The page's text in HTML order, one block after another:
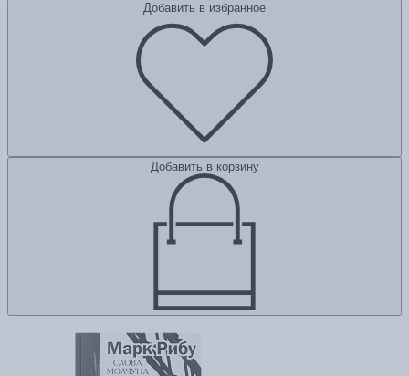
Добавить в избранное
Добавить в корзину